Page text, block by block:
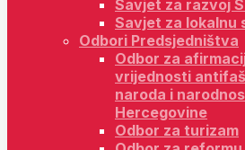
Savjet za razvoj
Savjet za lokalnu
Odbori Predsjedništva
Odbor za
vrijednosti
naroda i
Hercegovine
Odbor za turizam